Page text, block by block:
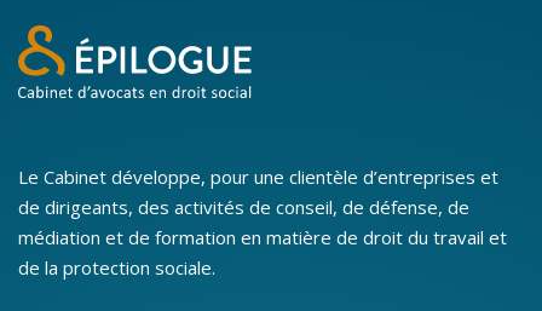
Le Cabinet développe, pour une clientèle d’entreprises et
de dirigeants, des activités de conseil, de défense, de
médiation et de formation en matière de droit du travail et
de la protection sociale.